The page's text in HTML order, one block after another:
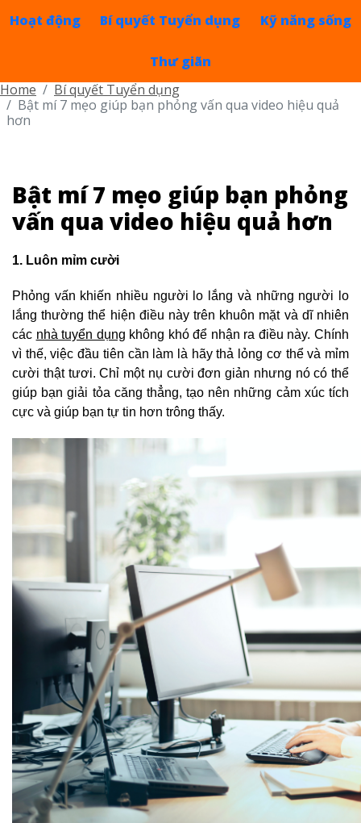
Hoạt động Bí quyết Tuyển dụng Kỹ năng sống
Thư giãn
Home
Bí quyết Tuyển dụng
Bật mí 7 mẹo giúp bạn phỏng vấn qua video hiệu quả
hơn
Bật mí 7 mẹo giúp bạn phỏng
vấn qua video hiệu quả hơn
1. Luôn mỉm cười
Phỏng vấn khiến nhiều người lo lắng và những người lo
lắng thường thể hiện điều này trên khuôn mặt và dĩ nhiên
các nhà tuyển dụng không khó để nhận ra điều này. Chính
vì thế, việc đầu tiên cần làm là hãy thả lỏng cơ thể và mỉm
cười thật tươi. Chỉ một nụ cười đơn giản nhưng nó có thể
giúp bạn giải tỏa căng thẳng, tạo nên những cảm xúc tích
cực và giúp bạn tự tin hơn trông thấy.